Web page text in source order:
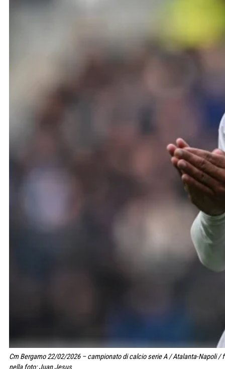
Cm Bergamo 22/02/2026 – campionato di calcio serie A / Atalanta-Napoli /